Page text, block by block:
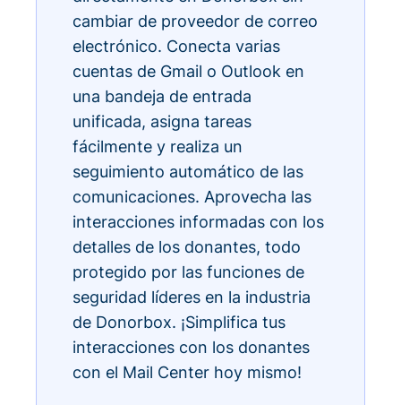
cambiar de proveedor de correo
electrónico. Conecta varias
cuentas de Gmail o Outlook en
una bandeja de entrada
unificada, asigna tareas
fácilmente y realiza un
seguimiento automático de las
comunicaciones. Aprovecha las
interacciones informadas con los
detalles de los donantes, todo
protegido por las funciones de
seguridad líderes en la industria
de Donorbox. ¡Simplifica tus
interacciones con los donantes
con el Mail Center hoy mismo!